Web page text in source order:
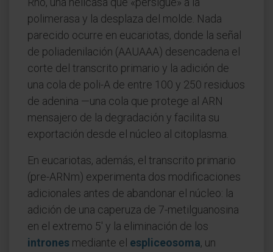
polimerasa y la desplaza del molde. Nada
parecido ocurre en eucariotas, donde la señal
de poliadenilación (AAUAAA) desencadena el
corte del transcrito primario y la adición de
una cola de poli-A de entre 100 y 250 residuos
de adenina —una cola que protege al ARN
mensajero de la degradación y facilita su
exportación desde el núcleo al citoplasma.
En eucariotas, además, el transcrito primario
(pre-ARNm) experimenta dos modificaciones
adicionales antes de abandonar el núcleo: la
adición de una caperuza de 7-metilguanosina
en el extremo 5' y la eliminación de los
intrones mediante el espliceosoma, un